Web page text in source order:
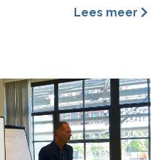
is. In deze blogpost 4
Lees meer